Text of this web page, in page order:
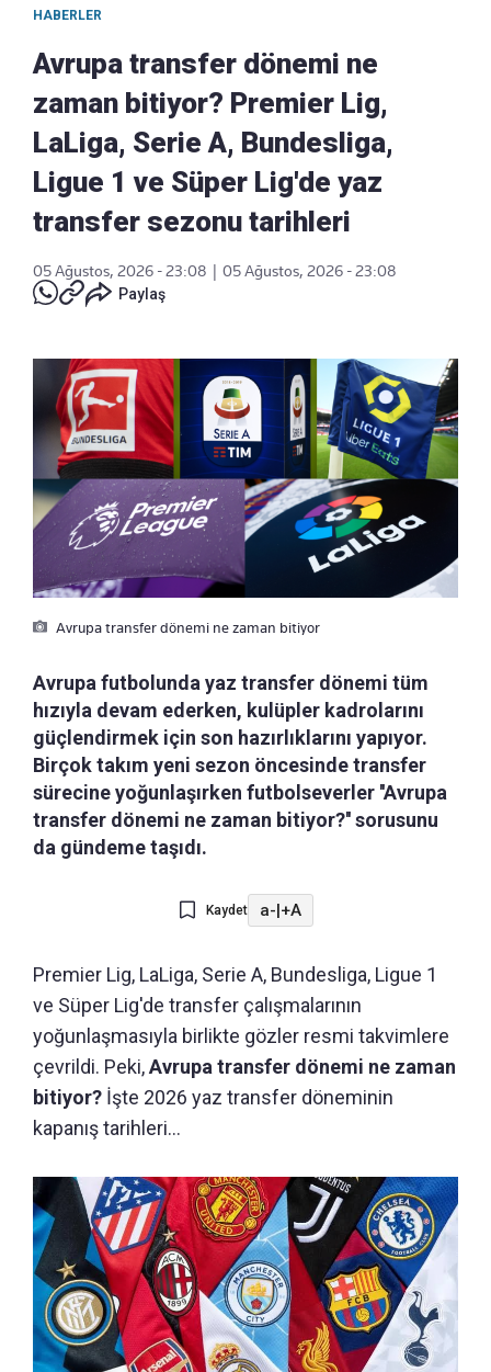
HABERLER
Avrupa transfer dönemi ne
zaman bitiyor? Premier Lig,
LaLiga, Serie A, Bundesliga,
Ligue 1 ve Süper Lig'de yaz
transfer sezonu tarihleri
05 Ağustos, 2026 - 23:08
05 Ağustos, 2026 - 23:08
Paylaş
Avrupa transfer dönemi ne zaman bitiyor
Avrupa futbolunda yaz transfer dönemi tüm
hızıyla devam ederken, kulüpler kadrolarını
güçlendirmek için son hazırlıklarını yapıyor.
Birçok takım yeni sezon öncesinde transfer
sürecine yoğunlaşırken futbolseverler ''Avrupa
transfer dönemi ne zaman bitiyor?'' sorusunu
da gündeme taşıdı.
Kaydet a-|+A
Premier Lig, LaLiga, Serie A, Bundesliga, Ligue 1
ve Süper Lig'de transfer çalışmalarının
yoğunlaşmasıyla birlikte gözler resmi takvimlere
çevrildi. Peki,Avrupa transfer dönemi ne zaman
bitiyor? İşte 2026 yaz transfer döneminin
kapanış tarihleri...